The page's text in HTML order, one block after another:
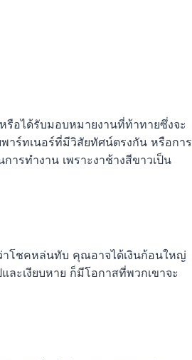
อได้รับมอบหมายงานที่ท้าทายซึ่งจะ
าร์ทเนอร์ที่มีวิสัยทัศน์ตรงกัน หรือการ
รทำงาน เพราะงาช้างสีขาวเป็น
าโชคหล่นทับ คุณอาจได้เงินก้อนใหญ่
ะเงียบหาย ก็มีโอกาสที่พวกเขาจะ